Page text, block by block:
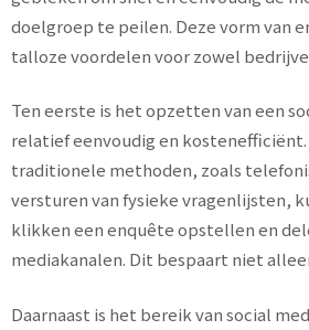
doelgroep te peilen. Deze vorm van
talloze voordelen voor zowel
Ten eerste is het opzetten van een
relatief eenvoudig en kostenefficiënt.
traditionele methoden, zoals
versturen van fysieke vragenlijsten,
klikken een enquête opstellen en
mediakanalen. Dit bespaart niet
Daarnaast is het bereik van social